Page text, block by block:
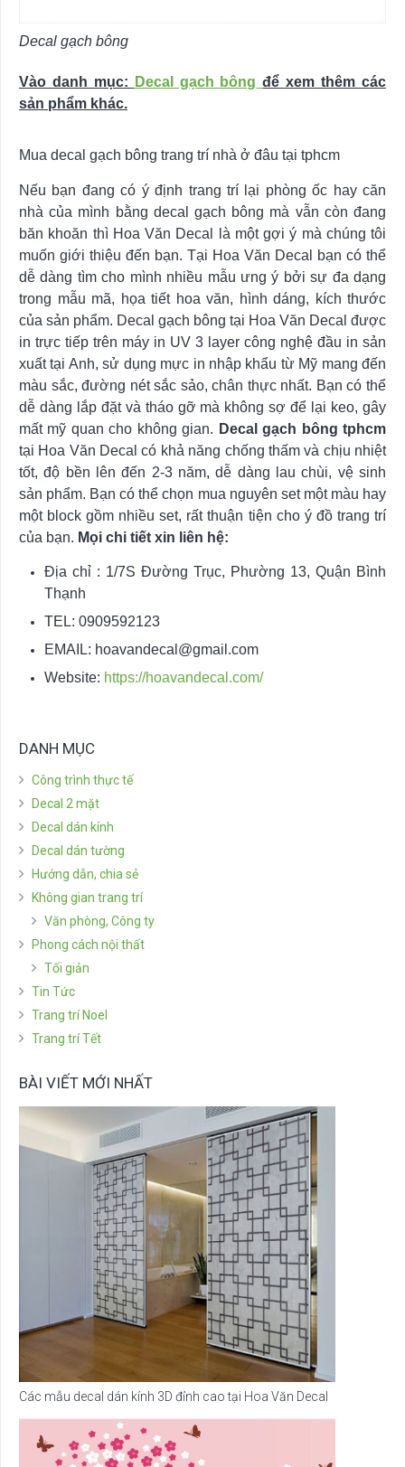
Decal gạch bông
Vào danh mục: Decal gạch bông để xem thêm các
sản phẩm khác.
Mua decal gạch bông trang trí nhà ở đâu tại tphcm
Nếu bạn đang có ý định trang trí lại phòng ốc hay căn
nhà của mình bằng decal gạch bông mà vẫn còn đang
băn khoăn thì Hoa Văn Decal là một gợi ý mà chúng tôi
muốn giới thiệu đến bạn. Tại Hoa Văn Decal bạn có thể
dễ dàng tìm cho mình nhiều mẫu ưng ý bởi sự đa dạng
trong mẫu mã, họa tiết hoa văn, hình dáng, kích thước
của sản phẩm. Decal gạch bông tại Hoa Văn Decal được
in trực tiếp trên máy in UV 3 layer công nghệ đầu in sản
xuất tại Anh, sử dụng mực in nhập khẩu từ Mỹ mang đến
màu sắc, đường nét sắc sảo, chân thực nhất. Bạn có thể
dễ dàng lắp đặt và tháo gỡ mà không sợ để lại keo, gây
mất mỹ quan cho không gian. Decal gạch bông tphcm
tại Hoa Văn Decal có khả năng chống thấm và chịu nhiệt
tốt, độ bền lên đến 2-3 năm, dễ dàng lau chùi, vệ sinh
sản phẩm. Bạn có thể chọn mua nguyên set một màu hay
một block gồm nhiều set, rất thuận tiện cho ý đồ trang trí
của bạn. Mọi chi tiết xin liên hệ:
Địa chỉ : 1/7S Đường Trục, Phường 13, Quận Bình
Thạnh
TEL: 0909592123
EMAIL: hoavandecal@gmail.com
Website: https://hoavandecal.com/
DANH MỤC
Công trình thực tế
Decal 2 mặt
Decal dán kính
Decal dán tường
Hướng dẫn, chia sẻ
Không gian trang trí
Văn phòng, Công ty
Phong cách nội thất
Tối giản
Tin Tức
Trang trí Noel
Trang trí Tết
BÀI VIẾT MỚI NHẤT
Các mẫu decal dán kính 3D đỉnh cao tại Hoa Văn Decal